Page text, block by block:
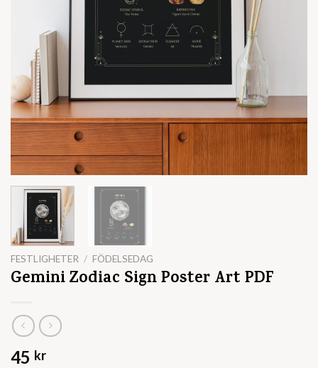
FESTLIGHETER / FÖDELSEDAG
Gemini Zodiac Sign Poster Art PDF
45 kr